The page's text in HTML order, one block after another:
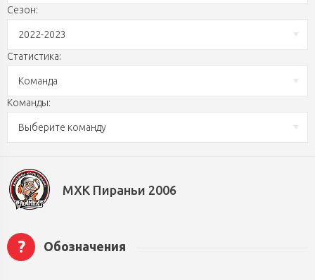
Сезон:
2022-2023
Статистика:
Команда
Команды:
Выберите команду
МХК Пираньи 2006
? Обозначения